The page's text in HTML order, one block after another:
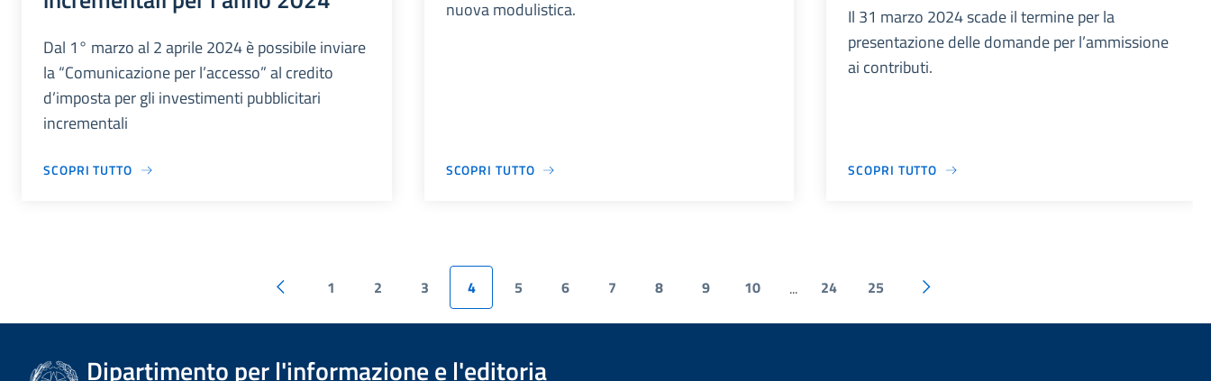
Dal 1° marzo al 2 aprile 2024 è possibile inviare
la “Comunicazione per l’accesso” al credito
d’imposta per gli investimenti pubblicitari
incrementali
SCOPRI TUTTO
nuova modulistica.
SCOPRI TUTTO
Il 31 marzo 2024 scade il termine per la
presentazione delle domande per l’ammissione
ai contributi.
SCOPRI TUTTO
1 2 3 4 5 6 7 8 9 10 ... 24 25
Dipartimento per l'informazione e l'editoria